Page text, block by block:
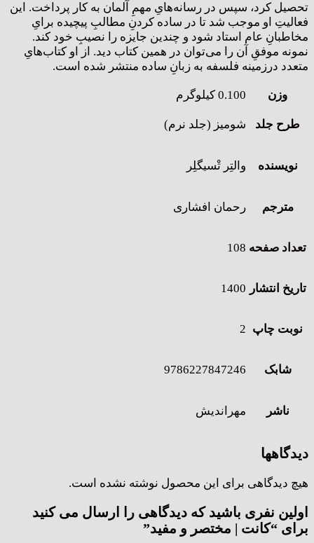
تحصیل کرد، سپس در رسانه‌هایِ مهمِ آلمان به کار پرداخت. این
فعالیتِ او موجب شد تا در ساده کردنِ مطالبِ پیچیده برایِ
مخاطبانِ عام استاد شود و چندین جایزه را نصیبِ خود کند.
نمونه موفقِ آن را می‌توان در همین کتاب دید. از او کتاب‌هایِ
متعدد درزمینه فلسفه به زبانِ ساده منتشر شده است.
وزن 0.100 کیلوگرم
طرح جلد شومیز (جلد نرم)
نویسنده والتِر تْسیگلِر
مترجم رحمان افشاری
تعداد صفحه 108
تاریخ انتشار 1400
نوبت چاپ 2
شابک 9786227847246
ناشر مهراندیش
دیدگاهها
هیچ دیدگاهی برای این محصول نوشته نشده است.
اولین نفری باشید که دیدگاهی را ارسال می کنید
برای “کانت | مختصر و مفید”